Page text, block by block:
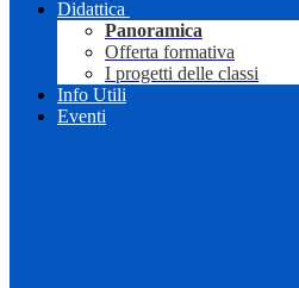
Didattica
Panoramica
Offerta formativa
I progetti delle classi
Info Utili
Eventi